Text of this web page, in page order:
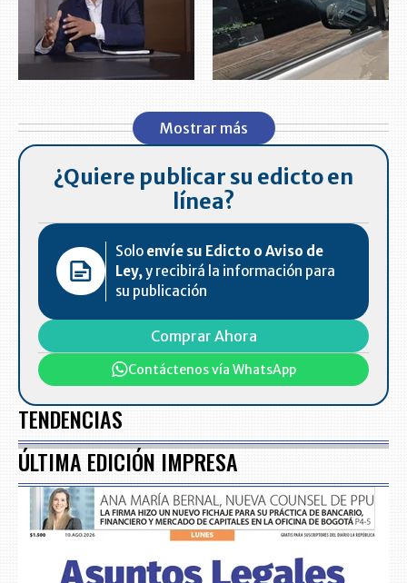
Mostrar más
¿Quiere publicar su edicto en
línea?
Solo envíe su Edicto o Aviso de
Ley,y recibirá la información para
su publicación
Comprar Ahora
Contáctenos vía WhatsApp
TENDENCIAS
ÚLTIMA EDICIÓN IMPRESA